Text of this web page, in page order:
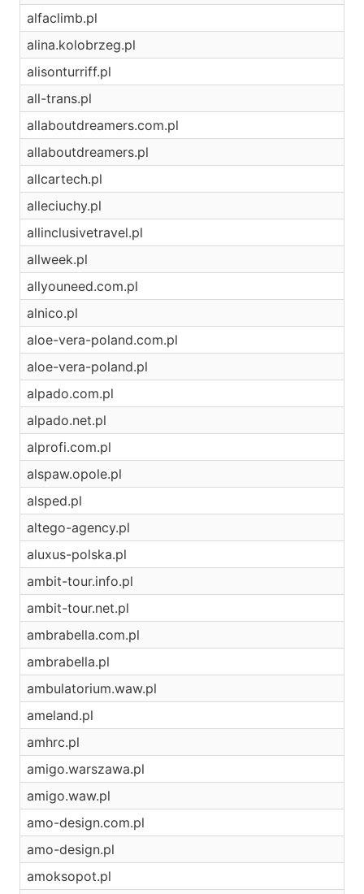
alfaclimb.pl
alina.kolobrzeg.pl
alisonturriff.pl
all-trans.pl
allaboutdreamers.com.pl
allaboutdreamers.pl
allcartech.pl
alleciuchy.pl
allinclusivetravel.pl
allweek.pl
allyouneed.com.pl
alnico.pl
aloe-vera-poland.com.pl
aloe-vera-poland.pl
alpado.com.pl
alpado.net.pl
alprofi.com.pl
alspaw.opole.pl
alsped.pl
altego-agency.pl
aluxus-polska.pl
ambit-tour.info.pl
ambit-tour.net.pl
ambrabella.com.pl
ambrabella.pl
ambulatorium.waw.pl
ameland.pl
amhrc.pl
amigo.warszawa.pl
amigo.waw.pl
amo-design.com.pl
amo-design.pl
amoksopot.pl